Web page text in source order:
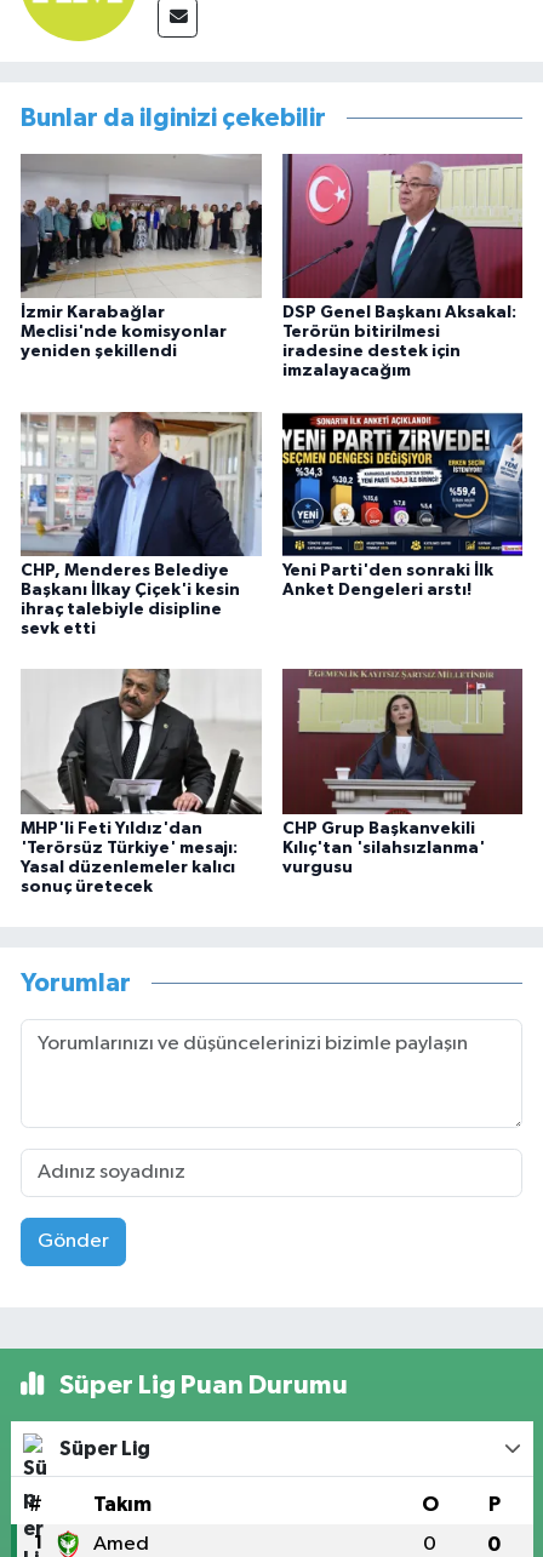
Bunlar da ilginizi çekebilir
İzmir Karabağlar
Meclisi'nde komisyonlar
yeniden şekillendi
DSP Genel Başkanı Aksakal:
Terörün bitirilmesi
iradesine destek için
imzalayacağım
CHP, Menderes Belediye
Başkanı İlkay Çiçek'i kesin
ihraç talebiyle disipline
sevk etti
Yeni Parti'den sonraki İlk
Anket Dengeleri arstı!
MHP'li Feti Yıldız'dan
'Terörsüz Türkiye' mesajı:
Yasal düzenlemeler kalıcı
sonuç üretecek
CHP Grup Başkanvekili
Kılıç'tan 'silahsızlanma'
vurgusu
Yorumlar
Gönder
Süper Lig Puan Durumu
Süper Lig
# Takım O P
1 Amed 0 0